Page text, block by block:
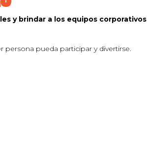
y brindar a los equipos corporativos
persona pueda participar y divertirse.